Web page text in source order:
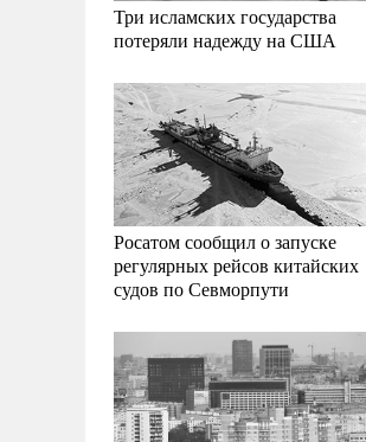
Три исламских государства
потеряли надежду на США
Росатом сообщил о запуске
регулярных рейсов китайских
судов по Севморпути